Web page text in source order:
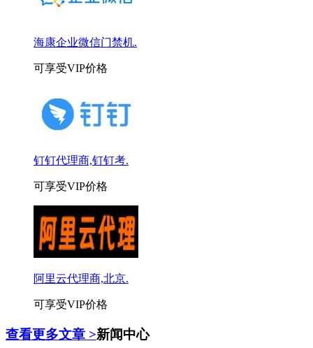
海康企业微信门禁机.
可享受VIP价格
钉钉代理商,钉钉考.
可享受VIP价格
阿里云代理商,北京.
可享受VIP价格
查看更多文章 >新闻中心